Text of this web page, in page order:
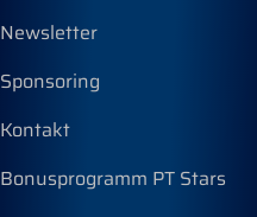
Newsletter
Sponsoring
Kontakt
Bonusprogramm PT Stars